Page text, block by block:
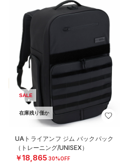
SALE
在庫残り僅か
UAトライアンフ ジム バックパック
（トレーニング/UNISEX）
￥18,865 30%OFF